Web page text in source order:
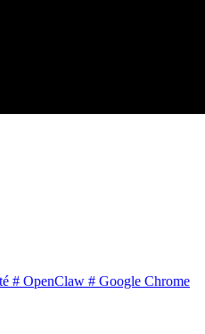
# OpenClaw # Google Chrome